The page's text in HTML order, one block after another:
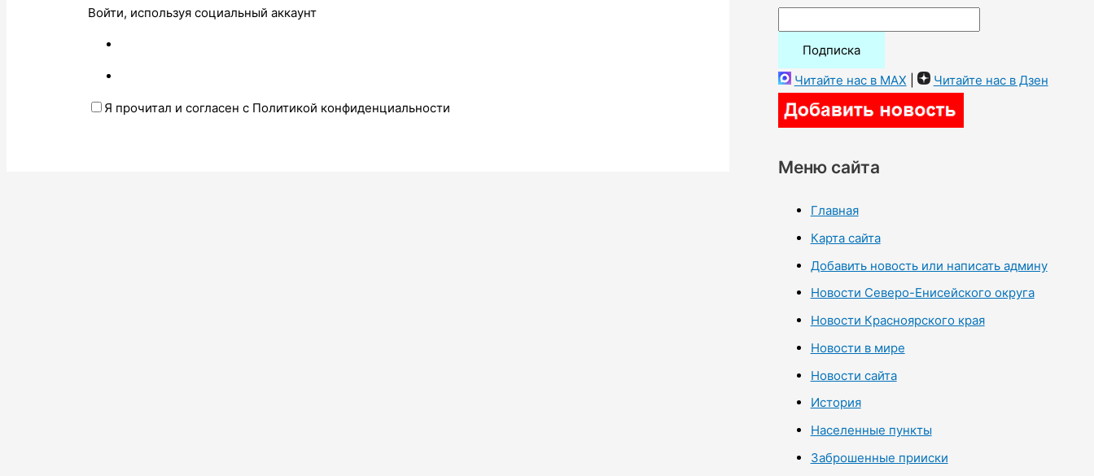
Войти, используя социальный аккаунт
Я прочитал и согласен с Политикой конфиденциальности
Читайте нас в MAX Читайте нас в Дзен
Меню сайта
Главная
Карта сайта
Добавить новость или написать админу
Новости Северо-Енисейского округа
Новости Красноярского края
Новости в мире
Новости сайта
История
Населенные пункты
Заброшенные прииски